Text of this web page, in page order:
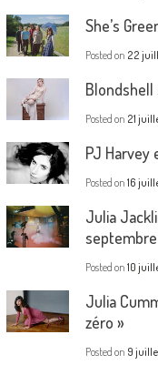
She’s
Posted on 22
Posted on 21
PJ Harvey
Posted on 16
Julia
septembre
Posted on 10
Julia
zéro »
Posted on 9